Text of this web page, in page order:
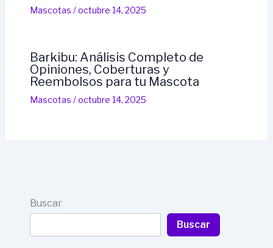
Mascotas /octubre 14, 2025
Barkibu: Análisis Completo de
Opiniones, Coberturas y
Reembolsos para tu Mascota
Mascotas /octubre 14, 2025
Buscar
Buscar